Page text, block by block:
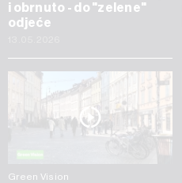
i obrnuto - do "zelene"
odjeće
Green Vision